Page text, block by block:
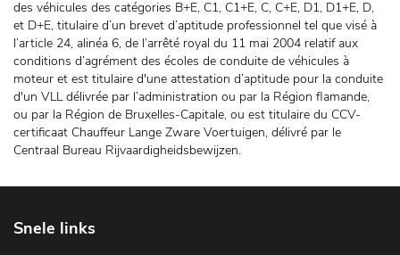
des véhicules des catégories B+E, C1, C1+E, C, C+E, D1, D1+E, D,
et D+E, titulaire d’un brevet d’aptitude professionnel tel que visé à
l’article 24, alinéa 6, de l’arrêté royal du 11 mai 2004 relatif aux
conditions d’agrément des écoles de conduite de véhicules à
moteur et est titulaire d'une attestation d’aptitude pour la conduite
d'un VLL délivrée par l’administration ou par la Région flamande,
ou par la Région de Bruxelles-Capitale, ou est titulaire du CCV-
certificaat Chauffeur Lange Zware Voertuigen, délivré par le
Centraal Bureau Rijvaardigheidsbewijzen.
Snele links